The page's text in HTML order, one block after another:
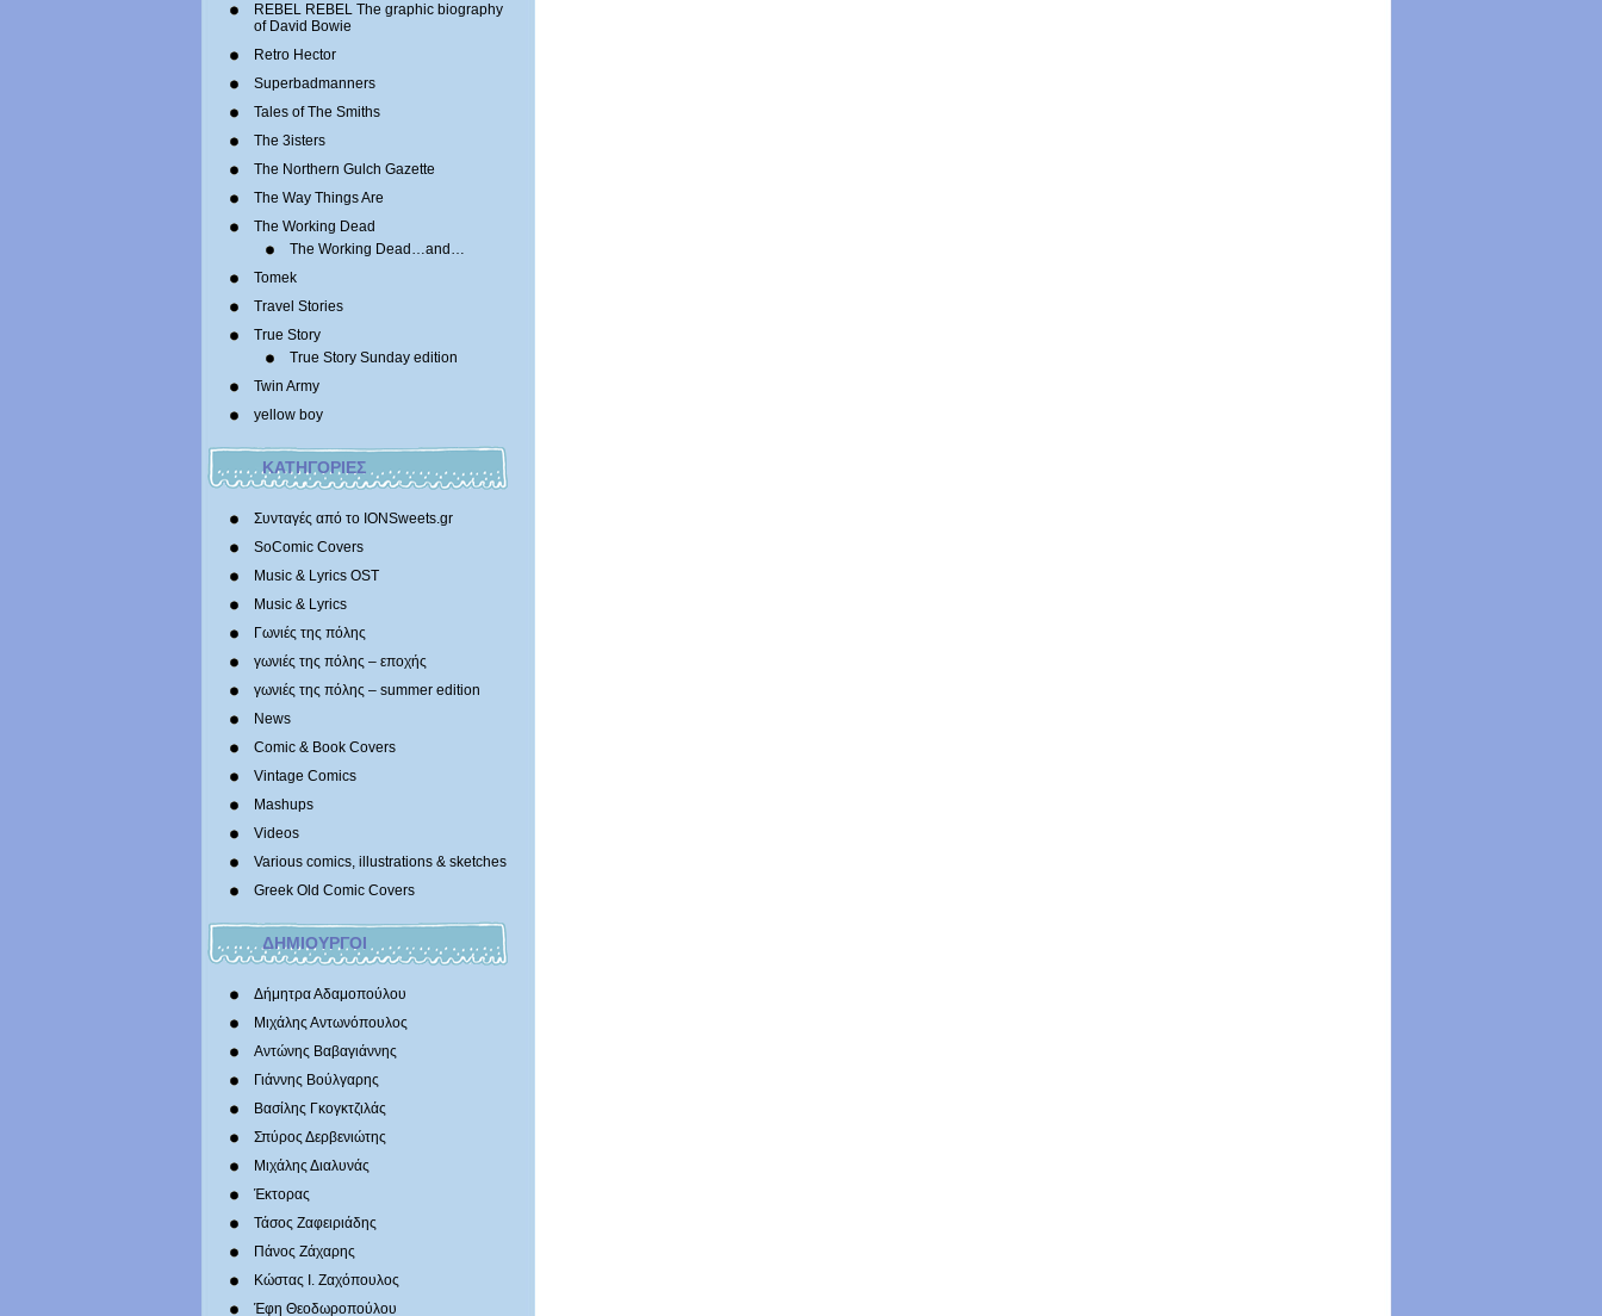
REBEL REBEL The graphic biography
of David Bowie
Retro Hector
Superbadmanners
Tales of The Smiths
The 3isters
The Northern Gulch Gazette
The Way Things Are
The Working Dead
The Working Dead…and…
Tomek
Travel Stories
True Story
True Story Sunday edition
Twin Army
yellow boy
ΚΑΤΗΓΟΡΙΕΣ
Συνταγές από το IONSweets.gr
SoComic Covers
Music & Lyrics OST
Music & Lyrics
Γωνιές της πόλης
γωνιές της πόλης – εποχής
γωνιές της πόλης – summer edition
News
Comic & Book Covers
Vintage Comics
Mashups
Videos
Various comics, illustrations & sketches
Greek Old Comic Covers
ΔΗΜΙΟΥΡΓΟΙ
Δήμητρα Αδαμοπούλου
Μιχάλης Αντωνόπουλος
Αντώνης Βαβαγιάννης
Γιάννης Βούλγαρης
Βασίλης Γκογκτζιλάς
Σπύρος Δερβενιώτης
Mιχάλης Διαλυνάς
Έκτορας
Τάσος Ζαφειριάδης
Πάνος Ζάχαρης
Κώστας Ι. Ζαχόπουλoς
Έφη Θεοδωροπούλου